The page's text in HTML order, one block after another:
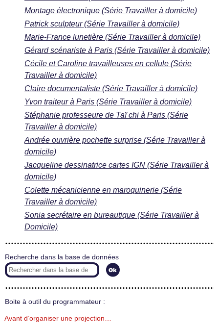
Montage électronique (Série Travailler à domicile)
Patrick sculpteur (Série Travailler à domicile)
Marie-France lunetière (Série Travailler à domicile)
Gérard scénariste à Paris (Série Travailler à domicile)
Cécile et Caroline travailleuses en cellule (Série
Travailler à domicile)
Claire documentaliste (Série Travailler à domicile)
Yvon traiteur à Paris (Série Travailler à domicile)
Stéphanie professeure de Taï chi à Paris (Série
Travailler à domicile)
Andrée ouvrière pochette surprise (Série Travailler à
domicile)
Jacqueline dessinatrice cartes IGN (Série Travailler à
domicile)
Colette mécanicienne en maroquinerie (Série
Travailler à domicile)
Sonia secrétaire en bureautique (Série Travailler à
Domicile)
Recherche dans la base de données
Boite à outil du programmateur :
Avant d’organiser une projection…